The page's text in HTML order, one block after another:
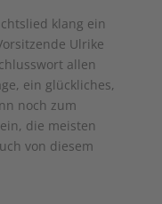
klang ein
Ulrike
allen
ein glückliches,
noch zum
die meisten
von diesem